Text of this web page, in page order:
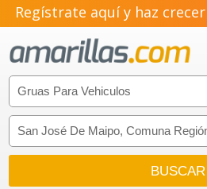
Regístrate aquí y haz